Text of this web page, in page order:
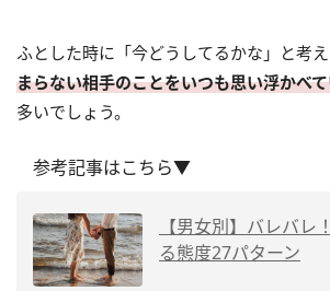
ふとした時に「今どうしてるかな」と考え
まらない相手のことをいつも思い浮かべ
多いでしょう。
参考記事はこちら▼
【男女別】バレバ
る態度27パターン